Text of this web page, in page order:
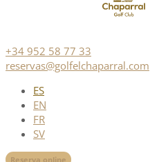
+34 952 58 77 33
reservas@golfelchaparral.com
ES
EN
FR
SV
Reserva online